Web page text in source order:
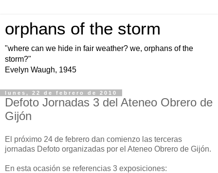
orphans of the storm
"where can we hide in fair weather? we, orphans of the
storm?"
Evelyn Waugh, 1945
lunes, 22 de febrero de 2010
Defoto Jornadas 3 del Ateneo Obrero de
Gijón
El próximo 24 de febrero dan comienzo las terceras
jornadas Defoto organizadas por el Ateneo Obrero de Gijón.
En esta ocasión se referencias 3 exposiciones: